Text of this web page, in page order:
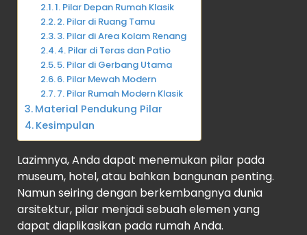
1. Pilar Depan Rumah Klasik
2. Pilar di Ruang Tamu
3. Pilar di Area Kolam Renang
4. Pilar di Teras dan Patio
5. Pilar di Gerbang Utama
6. Pilar Mewah Modern
7. Pilar Rumah Modern Klasik
Material Pendukung Pilar
Kesimpulan
Lazimnya, Anda dapat menemukan pilar pada
museum, hotel, atau bahkan bangunan penting.
Namun seiring dengan berkembangnya dunia
arsitektur, pilar menjadi sebuah elemen yang
dapat diaplikasikan pada rumah Anda.